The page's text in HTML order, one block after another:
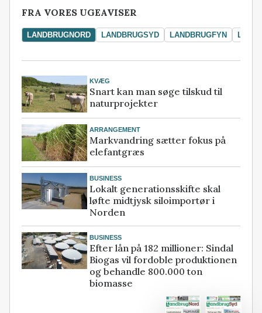
FRA VORES UGEAVISER
LANDBRUGNORD LANDBRUGSYD LANDBRUGFYN
KVÆG
Snart kan man søge tilskud til
naturprojekter
ARRANGEMENT
Markvandring sætter fokus på
elefantgræs
BUSINESS
Lokalt generationsskifte skal
løfte midtjysk siloimportør i
Norden
BUSINESS
Efter lån på 182 millioner: Sindal
Biogas vil fordoble produktionen
og behandle 800.000 ton
biomasse